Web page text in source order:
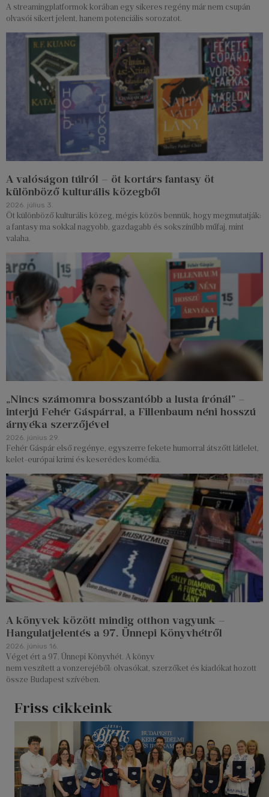
A streamingplatformok korában egy sikeres regény már nem csupán
olvasói sikert jelent, hanem potenciális sorozatot.
A valóságon túlról – öt kortárs fantasy öt
különböző kulturális közegből
2026. július 3.
Öt különböző kulturális közeg, mégis közös bennük, hogy megmutatják:
a fantasy ma sokkal nagyobb, gazdagabb és sokszínűbb műfaj, mint
valaha.
„Nincs számomra bosszantóbb a lusta írónál” –
interjú Fehér Gáspárral, a Fillenbaum néni hosszú
árnyéka szerzőjével
2026. június 29.
Fehér Gáspár első regénye, egyszerre fekete humorral átszőtt látlelet,
kelet-európai krimi és keserédes komédia.
A könyvek között mindig otthon vagyunk –
Hangulatjelentés a 97. Ünnepi Könyvhétről
2026. június 16.
Véget ért a 97. Ünnepi Könyvhét. A könyv
nem veszített a vonzerejéből: olvasókat, szerzőket és kiadókat hozott
össze Budapest szívében.
Friss cikkeink